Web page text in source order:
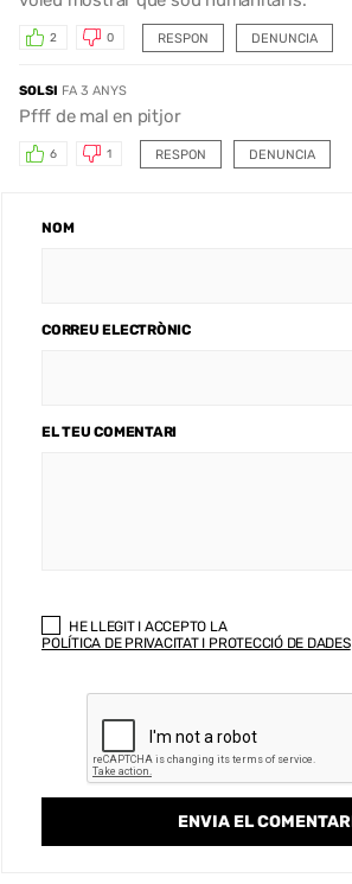
RESPON
2 0 DENUNCIA
SOLSI FA 3 ANYS
Pfff de mal en pitjor
RESPON
6 1 DENUNCIA
NOM
CORREU ELECTRÒNIC
EL TEU COMENTARI
HE LLEGIT I ACCEPTO LA
POLÍTICA DE PRIVACITAT I PROTECCIÓ DE DADES